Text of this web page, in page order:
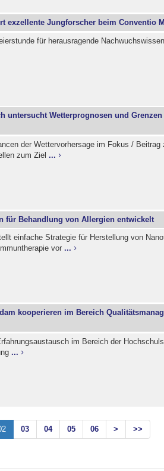
exzellente Jungforscher beim Conventio
für herausragende
untersucht Wetterprognosen und Grenzen
der Wettervorhersage im Fokus / Beitrag
zum Ziel...
für Behandlung von Allergien entwickelt
einfache Strategie für Herstellung von
vor...
kooperieren im Bereich
im Bereich der
...
03 04 05 06 > >>